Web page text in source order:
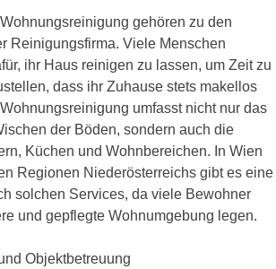
gehören zu den
Reinigungsfirma. Viele Menschen
ihr Haus reinigen zu lassen, um Zeit zu
dass ihr Zuhause stets makellos
umfasst nicht nur das
der Böden, sondern auch die
Küchen und Wohnbereichen. In Wien
Regionen Niederösterreichs gibt es eine
solchen Services, da viele Bewohner
und gepflegte Wohnumgebung legen.
Objektbetreuung